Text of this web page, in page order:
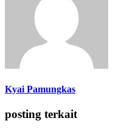
Kyai Pamungkas
posting terkait